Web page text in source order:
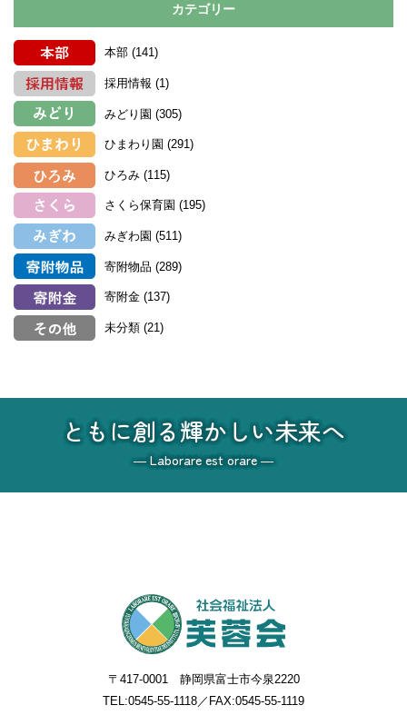
カテゴリー
本部 (141)
採用情報 (1)
みどり園 (305)
ひまわり園 (291)
ひろみ (115)
さくら保育園 (195)
みぎわ園 (511)
寄附物品 (289)
寄附金 (137)
未分類 (21)
ともに創る輝かしい未来へ
― Laborare est orare ―
〒417-0001 静岡県富士市今泉2220
TEL:0545-55-1118 ／FAX:0545-55-1119